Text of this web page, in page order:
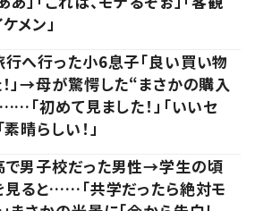
メン」
へ行った小6息子「良い買い物
」→母が驚愕した“まさかの購入
「初めて見ました！」「いいセ
素晴らしい！」
で男子校だった男性→学生の頃
見ると……「共学だったら絶対モ